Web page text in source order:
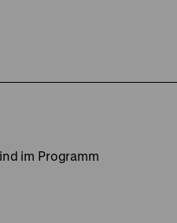
im Programm